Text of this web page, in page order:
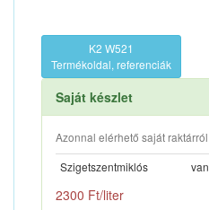
K2 W521
Termékoldal, referenciák
Saját készlet
Azonnal elérhető saját raktárról
Szigetszentmiklós
van
2300 Ft/liter